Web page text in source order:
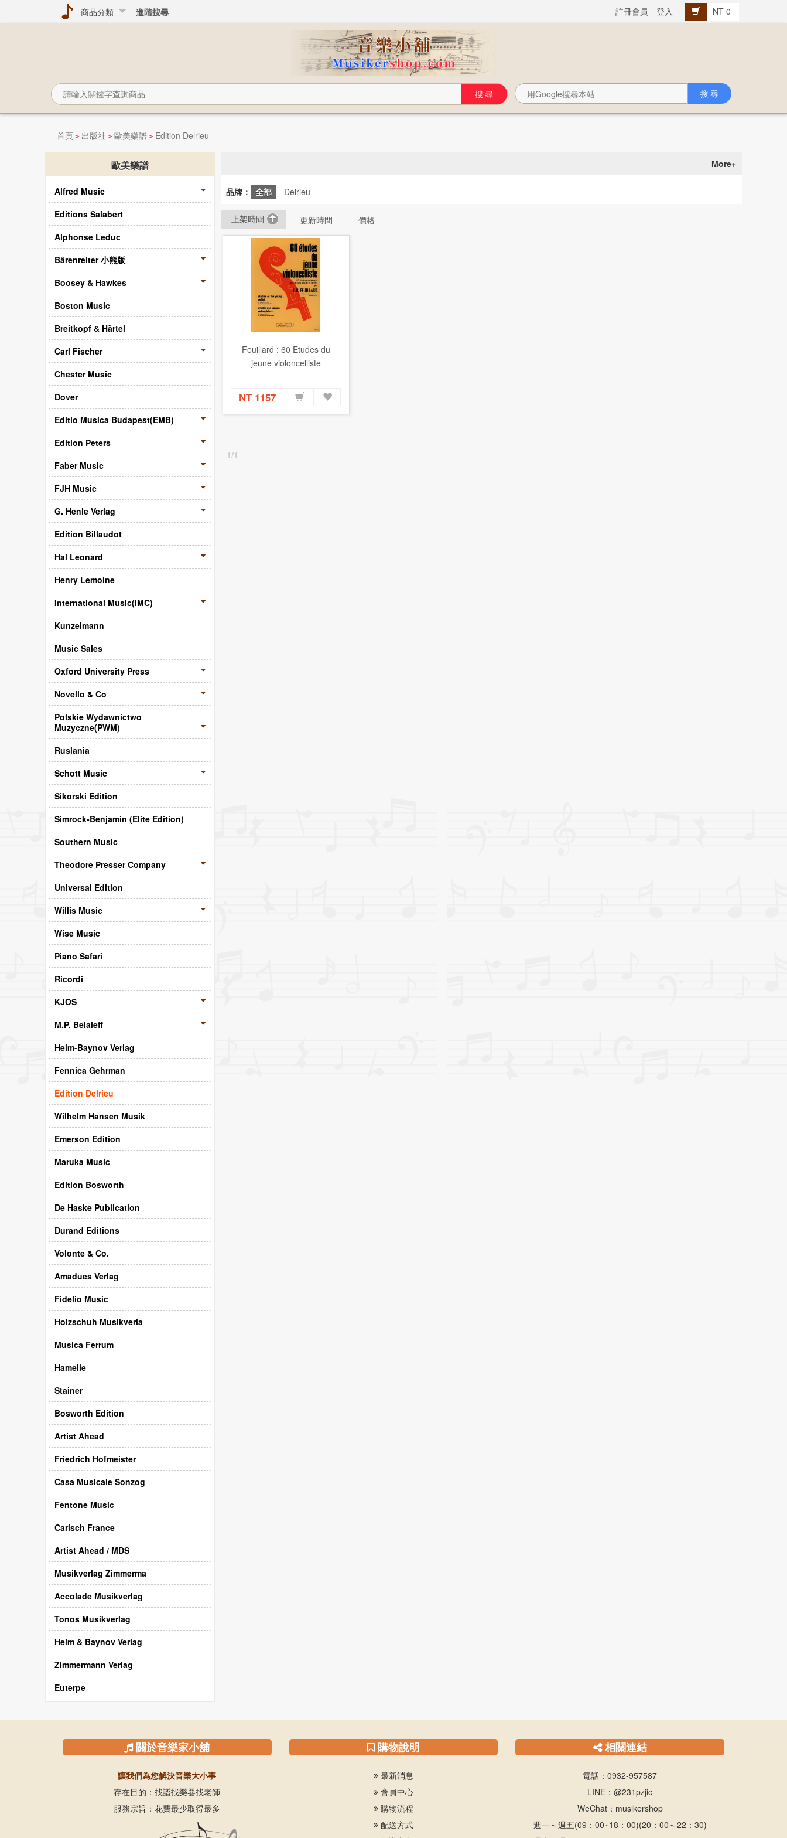
商品分類 進階搜尋 註冊會員 登入 NT 0
首頁 > 出版社 > 歐美樂譜 > Edition Delrieu
歐美樂譜
Alfred Music
Editions Salabert
Alphonse Leduc
Bärenreiter 小熊版
Boosey & Hawkes
Boston Music
Breitkopf & Härtel
Carl Fischer
Chester Music
Dover
Editio Musica Budapest(EMB)
Edition Peters
Faber Music
FJH Music
G. Henle Verlag
Edition Billaudot
Hal Leonard
Henry Lemoine
International Music(IMC)
Kunzelmann
Music Sales
Oxford University Press
Novello & Co
Polskie Wydawnictwo
Muzyczne(PWM)
Ruslania
Schott Music
Sikorski Edition
Simrock-Benjamin (Elite Edition)
Southern Music
Theodore Presser Company
Universal Edition
Willis Music
Wise Music
Piano Safari
Ricordi
KJOS
M.P. Belaieff
Helm-Baynov Verlag
Fennica Gehrman
Edition Delrieu
Wilhelm Hansen Musik
Emerson Edition
Maruka Music
Edition Bosworth
De Haske Publication
Durand Editions
Volonte & Co.
Amadues Verlag
Fidelio Music
Holzschuh Musikverla
Musica Ferrum
Hamelle
Stainer
Bosworth Edition
Artist Ahead
Friedrich Hofmeister
Casa Musicale Sonzog
Fentone Music
Carisch France
Artist Ahead / MDS
Musikverlag Zimmerma
Accolade Musikverlag
Tonos Musikverlag
Helm & Baynov Verlag
Zimmermann Verlag
Euterpe
More+
品牌： 全部 Delrieu
上架時間 更新時間 價格
Feuillard : 60 Etudes du
jeune violoncelliste
NT 1157
1/1
關於音樂家小舖
讓我們為您解決音樂大小事
存在目的：找譜找樂器找老師
服務宗旨：花費最少取得最多
購物說明
最新消息
會員中心
購物流程
配送方式
相關連結
電話：0932-957587
LINE：@231pzjic
WeChat：musikershop
週一～週五(09：00~18：00)(20：00～22：30)